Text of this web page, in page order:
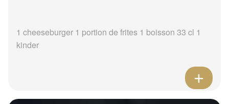
1 cheeseburger 1 portion de frites 1 boisson 33 cl 1
kinder